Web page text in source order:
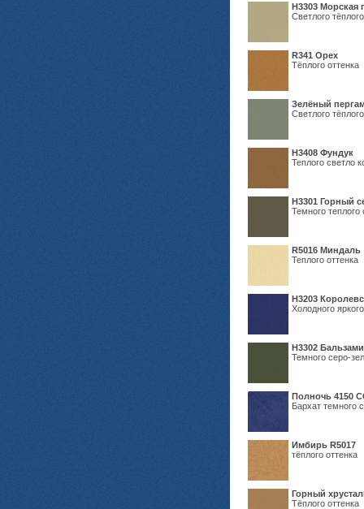
H3303 Морская
Светлого
R341 Орех
Тёплого оттенка
Зелёный
Светлого
Н3408 Фундук
Теплого светло
Н3301 Горный
Темного теплого
R5016 Миндаль
Теплого оттенка
Н3203
Холодного
Н3302
Темного серо-
Полночь 4150
Бархат темного
Имбирь R5017
тёплого оттенка
Горный
Тёплого оттенка